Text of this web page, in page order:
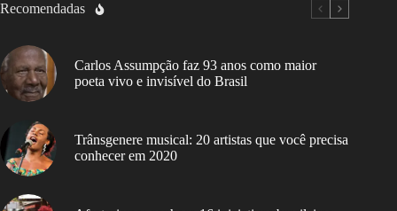
Recomendadas
Carlos Assumpção faz 93 anos como maior
poeta vivo e invisível do Brasil
Trânsgenere musical: 20 artistas que você precisa
conhecer em 2020